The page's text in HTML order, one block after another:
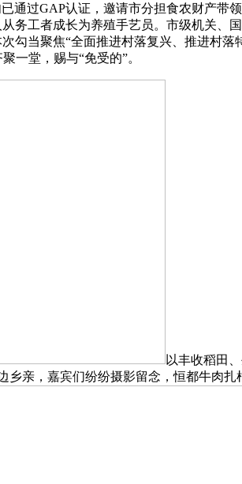
过GAP认证，邀请市分担食农财产带
务工者成长为养殖手艺员。市级机关、
勾当聚焦“全面推进村落复兴、推进村
一堂，赐与“免受的”。
以丰收稻田
亲，嘉宾们纷纷摄影留念，恒都牛肉